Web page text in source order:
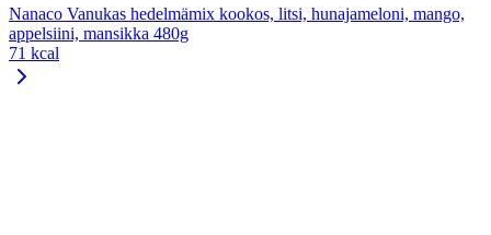
Nanaco Vanukas hedelmämix kookos, litsi, hunajameloni, mango,
appelsiini, mansikka 480g
71 kcal